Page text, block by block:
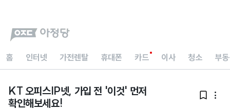
홈 인터넷 가전렌탈 휴대폰 카드 이사 청소 부
KT 오피스IP넷, 가입 전 '이것' 먼저
확인해보세요!
 